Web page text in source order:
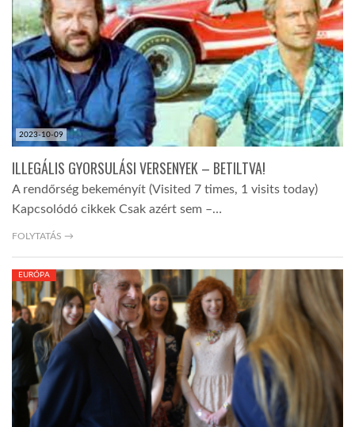
TROPICALMAGAZIN
GLOBOTV
AFRIKA TUDÁSTÁR
LINKTR.EE
GLOBOZSARU
DOBRAVERO.HU
LATIMO.HU
2023-10-09
ILLEGÁLIS GYORSULÁSI VERSENYEK – BETILTVA!
A rendőrség bekeményít (Visited 7 times, 1 visits today)
Kapcsolódó cikkek Csak azért sem –…
FOLYTATÁS →
EURÓPA